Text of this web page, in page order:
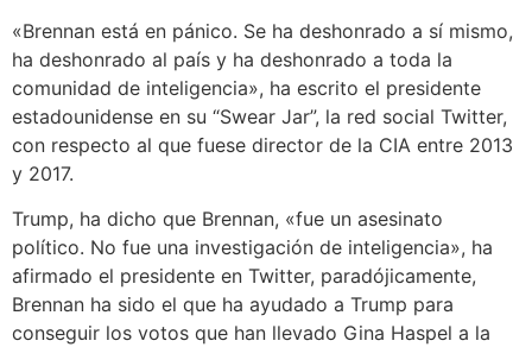
«Brennan está en pánico. Se ha deshonrado a sí mismo,
ha deshonrado al país y ha deshonrado a toda la
comunidad de inteligencia», ha escrito el presidente
estadounidense en su “Swear Jar”, la red social Twitter,
con respecto al que fuese director de la CIA entre 2013
y 2017.
Trump, ha dicho que Brennan, «fue un asesinato
político. No fue una investigación de inteligencia», ha
afirmado el presidente en Twitter, paradójicamente,
Brennan ha sido el que ha ayudado a Trump para
conseguir los votos que han llevado Gina Haspel a la